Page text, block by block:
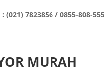
(021) 7823856 / 0855-808-
MURAH